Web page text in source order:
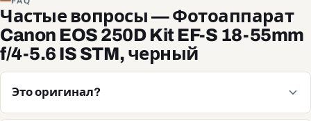
Частые вопросы — Фотоаппарат
Canon EOS 250D Kit EF-S 18-55mm
f/4-5.6 IS STM, черный
Это оригинал?